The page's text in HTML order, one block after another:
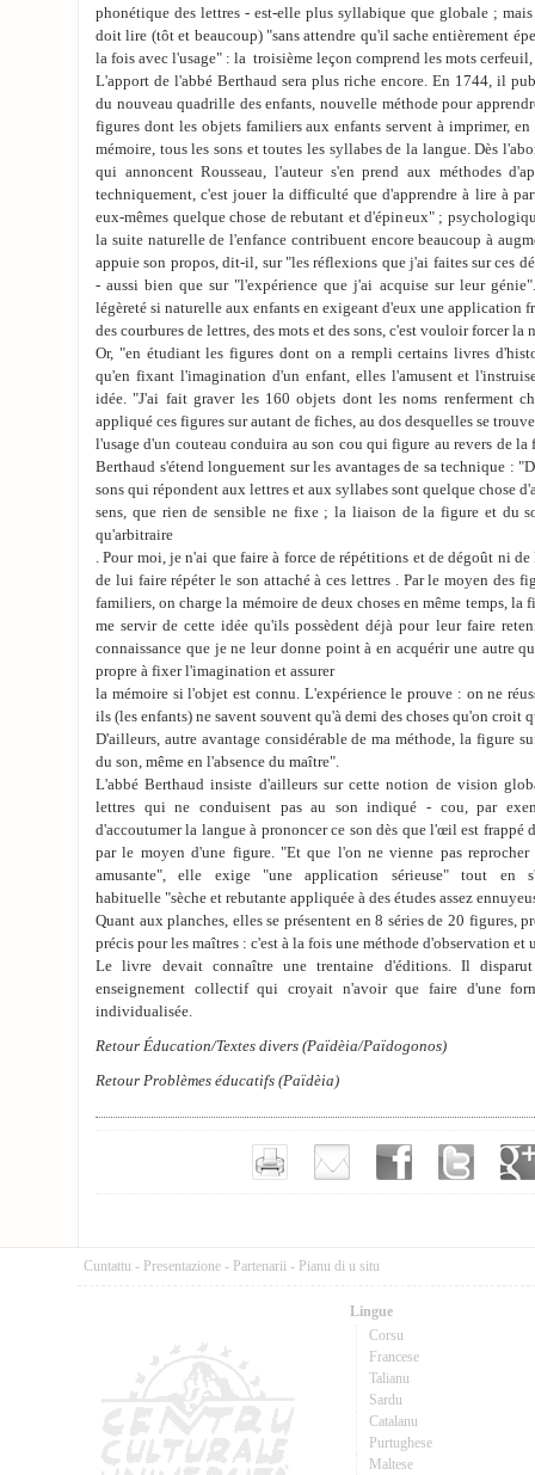
phonétique des lettres - est-elle plus syllabique que globale ;
doit lire (tôt et beaucoup) "sans attendre qu'il sache entièrement
la fois avec l'usage" : la troisième leçon comprend les mots
L'apport de l'abbé Berthaud sera plus riche encore. En 1744, il
du nouveau quadrille des enfants, nouvelle méthode pour
figures dont les objets familiers aux enfants servent à imprimer, en
mémoire, tous les sons et toutes les syllabes de la langue. Dès
qui annoncent Rousseau, l'auteur s'en prend aux méthodes
techniquement, c'est jouer la difficulté que d'apprendre à lire à
eux-mêmes quelque chose de rebutant et d'épineux" ;
la suite naturelle de l'enfance contribuent encore beaucoup à
appuie son propos, dit-il, sur "les réflexions que j'ai faites sur ces
- aussi bien que sur "l'expérience que j'ai acquise sur leur
légèreté si naturelle aux enfants en exigeant d'eux une application
des courbures de lettres, des mots et des sons, c'est vouloir forcer la
Or, "en étudiant les figures dont on a rempli certains livres
qu'en fixant l'imagination d'un enfant, elles l'amusent et
idée. "J'ai fait graver les 160 objets dont les noms renferment
appliqué ces figures sur autant de fiches, au dos desquelles se
l'usage d'un couteau conduira au son cou qui figure au revers de
Berthaud s'étend longuement sur les avantages de sa technique :
sons qui répondent aux lettres et aux syllabes sont quelque chose
sens, que rien de sensible ne fixe ; la liaison de la figure et du
qu'arbitraire
. Pour moi, je n'ai que faire à force de répétitions et de dégoût ni
de lui faire répéter le son attaché à ces lettres . Par le moyen des
familiers, on charge la mémoire de deux choses en même temps, la
me servir de cette idée qu'ils possèdent déjà pour leur faire
connaissance que je ne leur donne point à en acquérir une autre
propre à fixer l'imagination et assurer
la mémoire si l'objet est connu. L'expérience le prouve : on ne
ils (les enfants) ne savent souvent qu'à demi des choses qu'on croit
D'ailleurs, autre avantage considérable de ma méthode, la figure
du son, même en l'absence du maître".
L'abbé Berthaud insiste d'ailleurs sur cette notion de vision
lettres qui ne conduisent pas au son indiqué - cou, par
d'accoutumer la langue à prononcer ce son dès que l'œil est frappé
par le moyen d'une figure. "Et que l'on ne vienne pas reprocher
amusante", elle exige "une application sérieuse" tout en
habituelle "sèche et rebutante appliquée à des études assez
Quant aux planches, elles se présentent en 8 séries de 20 figures,
précis pour les maîtres : c'est à la fois une méthode d'observation et
Le livre devait connaître une trentaine d'éditions. Il
enseignement collectif qui croyait n'avoir que faire d'une
individualisée.
Retour Éducation/Textes divers (Païdèia/Païdogonos)
Retour Problèmes éducatifs (Païdèia)
Cuntattu - Presentazione - Partenarii - Pianu di u situ
Lingue
Corsu
Francese
Talianu
Sardu
Catalanu
Purtughese
Maltese